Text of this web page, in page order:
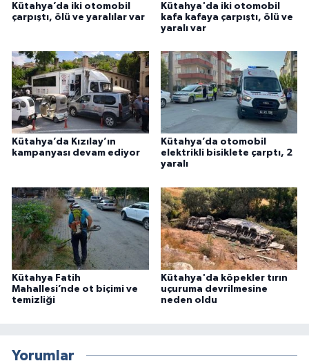
Kütahya’da iki otomobil
çarpıştı, ölü ve yaralılar var
Kütahya'da iki otomobil
kafa kafaya çarpıştı, ölü ve
yaralı var
Kütahya’da Kızılay’ın
kampanyası devam ediyor
Kütahya’da otomobil
elektrikli bisiklete çarptı, 2
yaralı
Kütahya Fatih
Mahallesi’nde ot biçimi ve
temizliği
Kütahya'da köpekler tırın
uçuruma devrilmesine
neden oldu
Yorumlar